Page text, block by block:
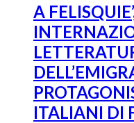
A
ITALIANI DI